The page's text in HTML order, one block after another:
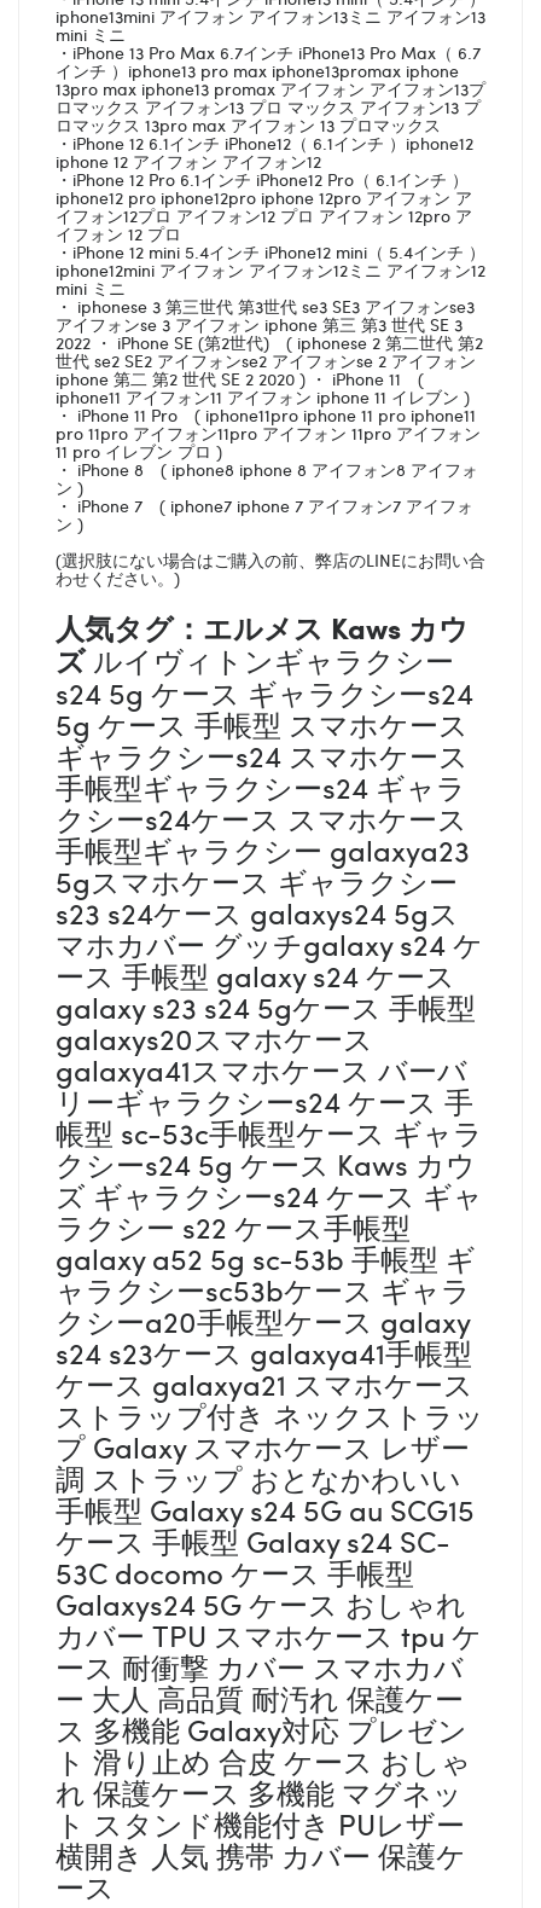
iphone13mini アイフォン アイフォン13ミニ アイフォン13
mini ミニ
・iPhone 13 Pro Max 6.7インチ iPhone13 Pro Max（ 6.7
インチ ）iphone13 pro max iphone13promax iphone
13pro max iphone13 promax アイフォン アイフォン13プ
ロマックス アイフォン13 プロ マックス アイフォン13 プ
ロマックス 13pro max アイフォン 13 プロマックス
・iPhone 12 6.1インチ iPhone12（ 6.1インチ ）iphone12
iphone 12 アイフォン アイフォン12
・iPhone 12 Pro 6.1インチ iPhone12 Pro（ 6.1インチ ）
iphone12 pro iphone12pro iphone 12pro アイフォン ア
イフォン12プロ アイフォン12 プロ アイフォン 12pro ア
イフォン 12 プロ
・iPhone 12 mini 5.4インチ iPhone12 mini（ 5.4インチ ）
iphone12mini アイフォン アイフォン12ミニ アイフォン12
mini ミニ
・ iphonese 3 第三世代 第3世代 se3 SE3 アイフォンse3
アイフォンse 3 アイフォン iphone 第三 第3 世代 SE 3
2022 ・ iPhone SE (第2世代) ( iphonese 2 第二世代 第2
世代 se2 SE2 アイフォンse2 アイフォンse 2 アイフォン
iphone 第二 第2 世代 SE 2 2020 ) ・ iPhone 11 (
iphone11 アイフォン11 アイフォン iphone 11 イレブン )
・ iPhone 11 Pro ( iphone11pro iphone 11 pro iphone11
pro 11pro アイフォン11pro アイフォン 11pro アイフォン
11 pro イレブン プロ )
・ iPhone 8 ( iphone8 iphone 8 アイフォン8 アイフォ
ン )
・ iPhone 7 ( iphone7 iphone 7 アイフォン7 アイフォ
ン )
(選択肢にない場合はご購入の前、弊店のLINEにお問い合
わせください。)
人気タグ：エルメス Kaws カウ
ズ ルイヴィトンギャラクシー
s24 5g ケース ギャラクシーs24
5g ケース 手帳型 スマホケース
ギャラクシーs24 スマホケース
手帳型ギャラクシーs24 ギャラ
クシーs24ケース スマホケース
手帳型ギャラクシー galaxya23
5gスマホケース ギャラクシー
s23 s24ケース galaxys24 5gス
マホカバー グッチgalaxy s24 ケ
ース 手帳型 galaxy s24 ケース
galaxy s23 s24 5gケース 手帳型
galaxys20スマホケース
galaxya41スマホケース バーバ
リーギャラクシーs24 ケース 手
帳型 sc-53c手帳型ケース ギャラ
クシーs24 5g ケース Kaws カウ
ズ ギャラクシーs24 ケース ギャ
ラクシー s22 ケース手帳型
galaxy a52 5g sc-53b 手帳型 ギ
ャラクシーsc53bケース ギャラ
クシーa20手帳型ケース galaxy
s24 s23ケース galaxya41手帳型
ケース galaxya21 スマホケース
ストラップ付き ネックストラッ
プ Galaxy スマホケース レザー
調 ストラップ おとなかわいい
手帳型 Galaxy s24 5G au SCG15
ケース 手帳型 Galaxy s24 SC-
53C docomo ケース 手帳型
Galaxys24 5G ケース おしゃれ
カバー TPU スマホケース tpu ケ
ース 耐衝撃 カバー スマホカバ
ー 大人 高品質 耐汚れ 保護ケー
ス 多機能 Galaxy対応 プレゼン
ト 滑り止め 合皮 ケース おしゃ
れ 保護ケース 多機能 マグネッ
ト スタンド機能付き PUレザー
横開き 人気 携帯 カバー 保護ケ
ース